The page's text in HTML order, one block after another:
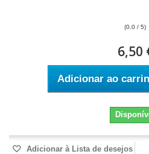
(0.0 / 5)
6,50
Adicionar ao
Adicionar à Lista de desejos